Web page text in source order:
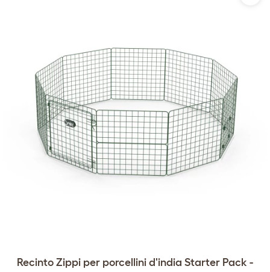
Recinto Zippi per porcellini d'india Starter Pack -